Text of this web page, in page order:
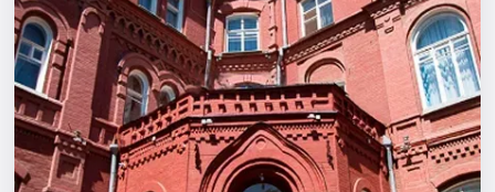
События
Города
Площадки